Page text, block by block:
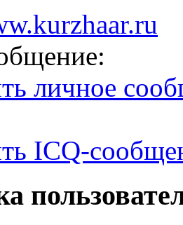
личное
ICQ-